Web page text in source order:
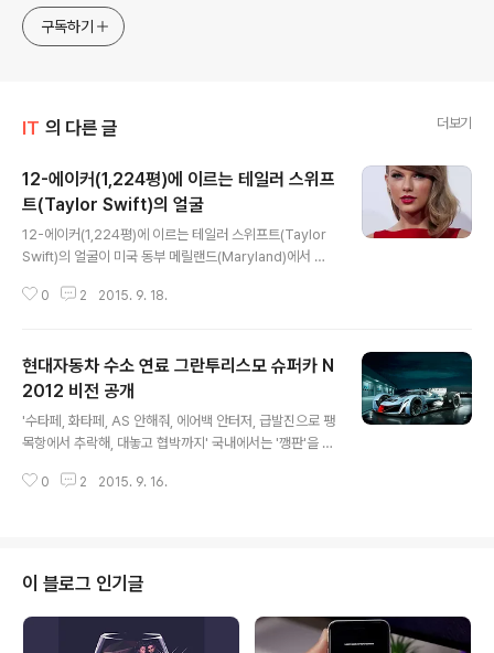
구독하기
IT 의 다른 글 더보기
12-에이커(1,224평)에 이르는 테일러 스위프
트(Taylor Swift)의 얼굴
12-에이커(1,224평)에 이르는 테일러 스위프트(Taylor
Swift)의 얼굴이 미국 동부 메릴랜드(Maryland)에서 열
89년생(한국나이 27세)이자 '모든 곡을 직접 작사 작곡'
를 부르는 모습의 미로로 구성됐다. 테일러 스위프트가 큰
인기를 끄는 이유는 '외모(특히 테일러 스위프트의 얼굴이
구글 검색 핫키워드이기도 하다.)'도 한 몫 하지만 '인성' 때
문이다. '기부' 이런것 다 떠나서(기부를 하는 공인들은 많
다.), 테일러 스위프트를 높게 평가하는 부분은 '공인으로써
의 자질'이다. 테일러 스위..
0 2 2015. 9. 18.
현대자동차 수소 연료 그란투리스모 슈퍼카 N
2012 비전 공개
'수타페, 화타페, AS 안해줘, 에어백 안터저, 급발진으로 팽
목항에서 추락해, 대놓고 협박까지' 국내에서는 '깽판'을 치
리스모 슈퍼카 N 2025 비전(N 2025 Vision Gran Tur
연구소 고성능차개발센터의 고성능차 기술, 환경기술센터
의 친환경 기술, 사운드디자인 리서치랩의 사운드 디자인
기술의 총 집약체다. N2015의 특징으로는 내연기관이 아
닌, '수쇼연료전지'라는 것이다. 듀얼 연료전지 스택으로 5
0 2 2015. 9. 16.
이 블로그 인기글